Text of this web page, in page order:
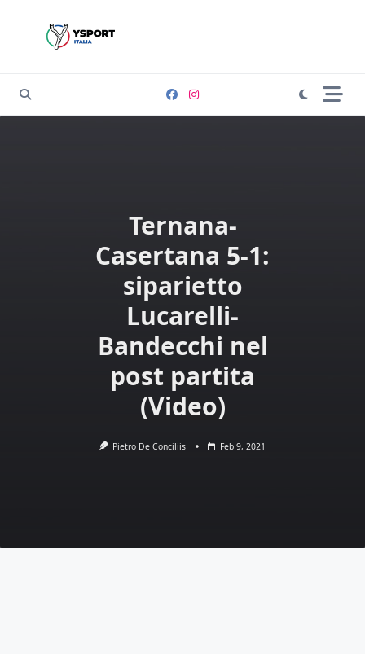
Ternana-
Casertana 5-1:
siparietto
Lucarelli-
Bandecchi nel
post partita
(Video)
Pietro De Conciliis Feb 9, 2021